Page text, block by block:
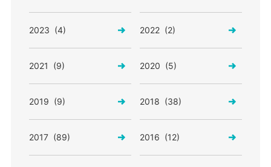
2023 (4) 2022 (2)
2021 (9) 2020 (5)
2019 (9) 2018 (38)
2017 (89) 2016 (12)